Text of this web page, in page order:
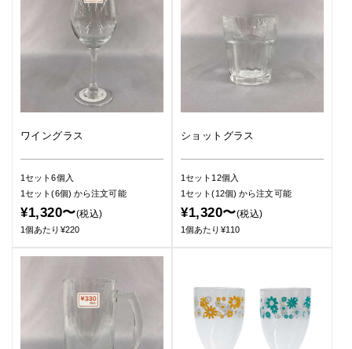
ワイングラス
1セット6個入
1セット(6個) から注文可能
¥1,320〜(税込)
1個あたり¥220
ショットグラス
1セット12個入
1セット(12個)から注文可能
¥1,320〜(税込)
1個あたり¥110